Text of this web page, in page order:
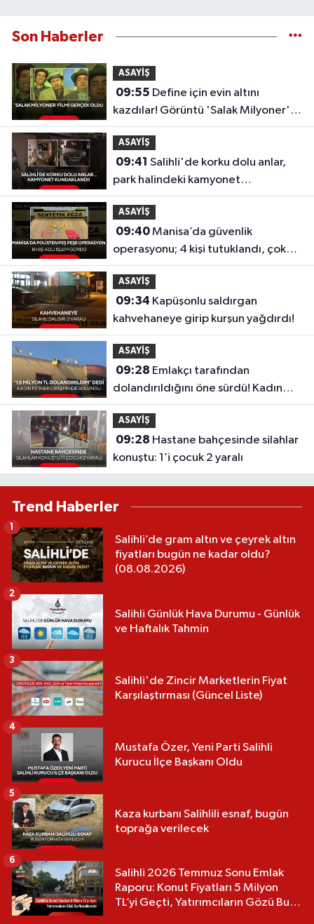
Son Haberler
ASAYİŞ
09:55
kazdılar! Görüntü 'Salak Milyoner'i
aratmadı
ASAYİŞ
09:41
park halindeki kamyonet
kundaklandı!
ASAYİŞ
09:40Manisa’da güvenlik
operasyonu; 4 kişi tutuklandı, çok
sayıda uyuşturucu ele geçirildi...
ASAYİŞ
09:34
kahvehaneye girip kurşun yağdırdı!
ASAYİŞ
09:28
dolandırıldığını öne sürdü! Kadın
intihar girişiminde bulundu
ASAYİŞ
09:28
konuştu: 1’i çocuk 2 yaralı
Trend Haberler
Salihli’de gram altın ve çeyrek altın
fiyatları bugün ne kadar oldu?
(08.08.2026)
1
Salihli Günlük Hava Durumu - Günlük
ve Haftalık Tahmin
2
Salihli'de Zincir Marketlerin Fiyat
Karşılaştırması (Güncel Liste)
3
Mustafa Özer, Yeni Parti Salihli
Kurucu İlçe Başkanı Oldu
4
Kaza kurbanı Salihlili esnaf, bugün
toprağa verilecek
5
Salihli 2026 Temmuz Sonu Emlak
Raporu: Konut Fiyatları 5 Milyon
TL’yi Geçti, Yatırımcıların Gözü Bu
6